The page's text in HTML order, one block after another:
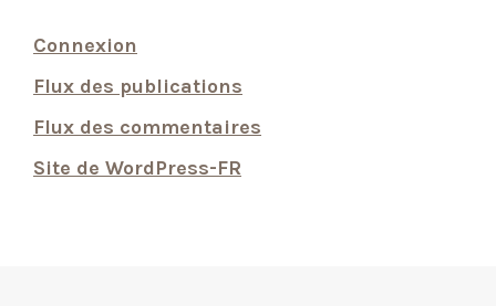
Connexion
Flux des publications
Flux des commentaires
Site de WordPress-FR